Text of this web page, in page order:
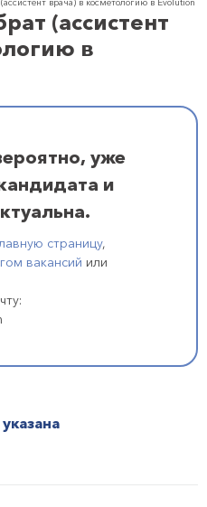
(ассистент
в
уже
и
страницу,
вакансий или